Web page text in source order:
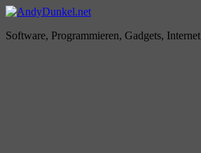
Zum
springen
AndyDunkel.net
Software, Programmieren, Gadgets, Internet